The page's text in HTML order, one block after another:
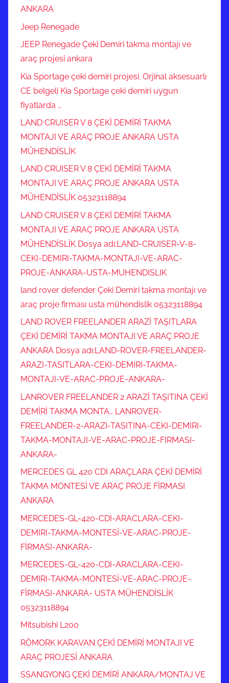
ANKARA
Jeep Renegade
JEEP Renegade Çeki Demiri takma montajı ve
araç projesi ankara
Kia Sportage çeki demiri projesi. Orjinal aksesuarlı
CE belgeli Kia Sportage çeki demiri uygun
fiyatlarda …
LAND CRUISER V 8 ÇEKİ DEMİRİ TAKMA
MONTAJI VE ARAÇ PROJE ANKARA USTA
MÜHENDİSLİK
LAND CRUISER V 8 ÇEKİ DEMİRİ TAKMA
MONTAJI VE ARAÇ PROJE ANKARA USTA
MÜHENDİSLİK 05323118894
LAND CRUISER V 8 ÇEKİ DEMİRİ TAKMA
MONTAJI VE ARAÇ PROJE ANKARA USTA
MÜHENDİSLİK Dosya adı:LAND-CRUISER-V-8-
CEKI-DEMIRI-TAKMA-MONTAJI-VE-ARAC-
PROJE-ANKARA-USTA-MUHENDISLIK
land rover defender Çeki Demiri takma montajı ve
araç proje firması usta mühendislik 05323118894
LAND ROVER FREELANDER ARAZİ TAŞITLARA
ÇEKİ DEMİRİ TAKMA MONTAJI VE ARAÇ PROJE
ANKARA Dosya adı:LAND-ROVER-FREELANDER-
ARAZI-TASITLARA-CEKI-DEMIRI-TAKMA-
MONTAJI-VE-ARAC-PROJE-ANKARA-
LANROVER FREELANDER 2 ARAZİ TAŞITINA ÇEKİ
DEMİRİ TAKMA MONTA… LANROVER-
FREELANDER-2-ARAZI-TASITINA-CEKI-DEMIRI-
TAKMA-MONTAJI-VE-ARAC-PROJE-FIRMASI-
ANKARA-
MERCEDES GL 420 CDI ARAÇLARA ÇEKİ DEMİRİ
TAKMA MONTESİ VE ARAÇ PROJE FİRMASI
ANKARA
MERCEDES-GL-420-CDI-ARACLARA-CEKI-
DEMIRI-TAKMA-MONTESİ-VE-ARAC-PROJE-
FİRMASI-ANKARA-
MERCEDES-GL-420-CDI-ARACLARA-CEKI-
DEMIRI-TAKMA-MONTESİ-VE-ARAC-PROJE-
FİRMASI-ANKARA- USTA MÜHENDİSLİK
05323118894
Mitsubishi L200
RÖMORK KARAVAN ÇEKİ DEMİRİ MONTAJI VE
ARAÇ PROJESİ ANKARA
SSANGYONG ÇEKİ DEMİRİ ANKARA/MONTAJ VE